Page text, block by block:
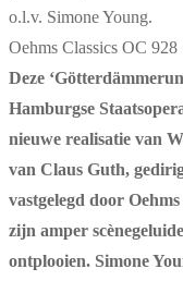
o.l.v. Simone Young.
Oehms Classics OC 928
Deze
Hamburgse
nieuwe realisatie van
van Claus Guth,
vastgelegd door
zijn amper
ontplooien. Simone